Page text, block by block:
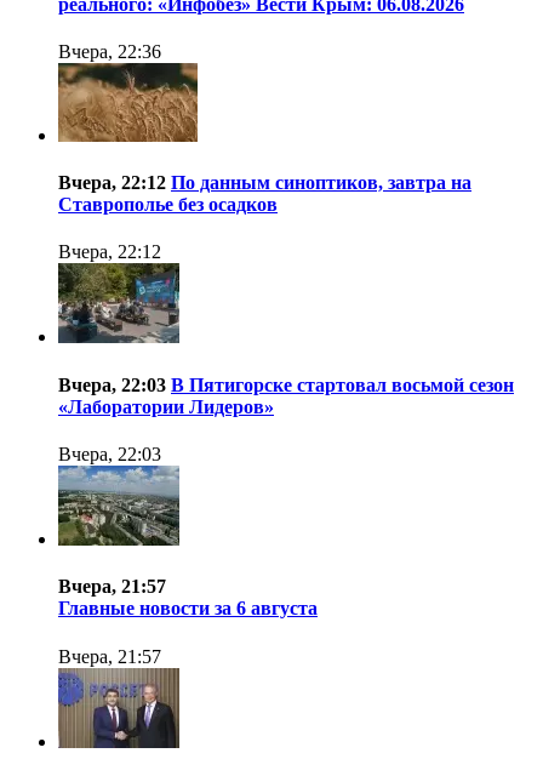
Вчера, 22:36
Вчера, 22:12 По данным синоптиков, завтра на
Ставрополье без осадков
Вчера, 22:12
Вчера, 22:03 В Пятигорске стартовал восьмой сезон
«Лаборатории Лидеров»
Вчера, 22:03
Вчера, 21:57
Главные новости за 6 августа
Вчера, 21:57